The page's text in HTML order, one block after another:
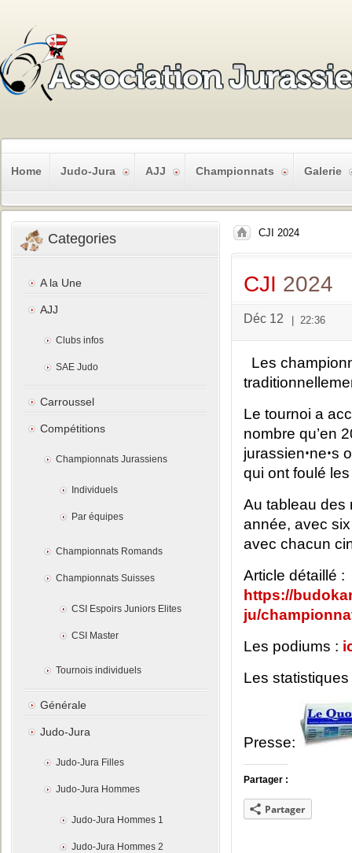
Home Judo-Jura AJJ Championnats Galerie
CJI 2024
CJI 2024
Déc 12 22:36
Les
Le tournoi a
nombre qu’en
jurassienꞏneꞏs
qui ont foulé les
Au tableau des
année, avec
avec chacun
Article détaillé :
https://
ju/
Les podiums :
Les
Presse:
Partager :
Partager
Categories
A la Une
AJJ
Clubs infos
SAE Judo
Carroussel
Compétitions
Championnats Jurassiens
Individuels
Par équipes
Championnats Romands
Championnats Suisses
CSI Espoirs Juniors Elites
CSI Master
Tournois individuels
Générale
Judo-Jura
Judo-Jura Filles
Judo-Jura Hommes
Judo-Jura Hommes 1
Judo-Jura Hommes 2